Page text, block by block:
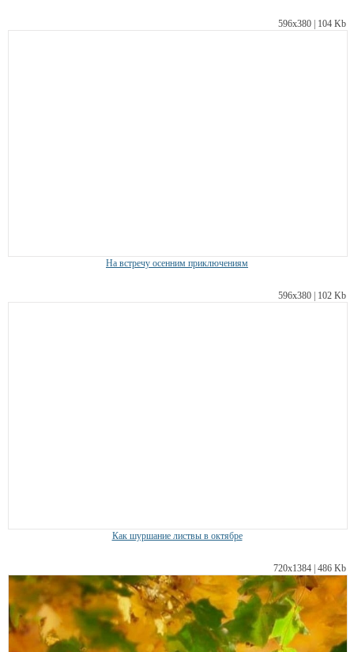
596х380 | 104 Kb
На встречу осенним приключениям
596х380 | 102 Kb
Как шуршание листвы в октябре
720х1384 | 486 Kb